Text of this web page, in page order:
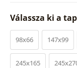
Válassza ki a
98x66 147x99
245x165